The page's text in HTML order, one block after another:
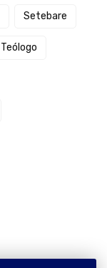
Setebare
Teólogo